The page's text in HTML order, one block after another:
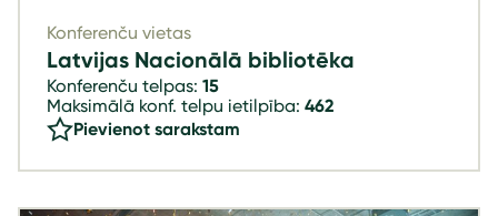
Konferenču vietas
Latvijas Nacionālā bibliotēka
Konferenču telpas: 15
Maksimālā konf. telpu ietilpība: 462
Pievienot sarakstam